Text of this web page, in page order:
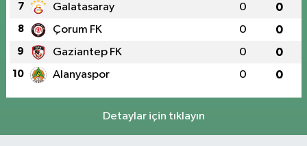
7 Galatasaray 0 0
8 Çorum FK 0 0
9 Gaziantep FK 0 0
10 Alanyaspor 0 0
Detaylar için tıklayın